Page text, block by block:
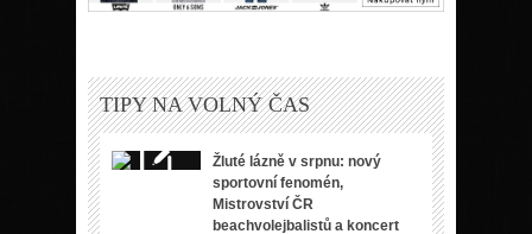
TIPY NA VOLNÝ ČAS
Žluté lázně v srpnu: nový
sportovní fenomén,
Mistrovství ČR
beachvolejbalistů a koncert